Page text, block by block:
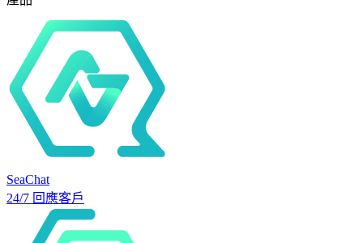
SeaChat
24/7 回應客戶